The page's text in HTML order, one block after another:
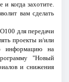
и когда захотите.
вам сделать
для передачи
проекты и/или
информацию на
"Новый
и снижения